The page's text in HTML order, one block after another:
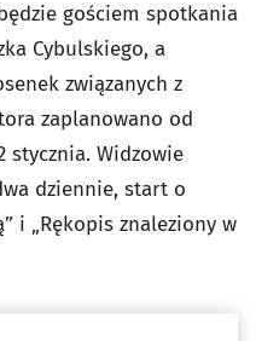
gościem spotkania
Cybulskiego, a
związanych z
zaplanowano od
stycznia. Widzowie
dziennie, start o
i „Rękopis znaleziony w